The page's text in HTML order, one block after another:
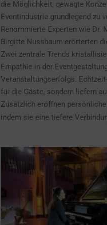
die Möglichkeit, gewagte
Eventindustrie grundlegend zu
Renommierte Experten wie Dr.
Birgitte Nussbaum erörterten
Zwei zentrale Trends
Empathie in der
Veranstaltungserfolgs.
für die Gäste, sondern liefern
Zusätzlich eröffnen
indem sie eine tiefere